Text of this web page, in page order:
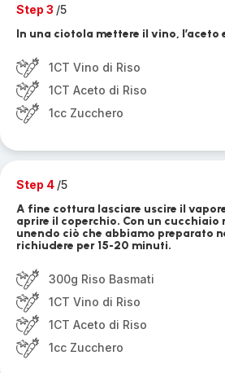
Step 3 /5
In una ciotola mettere il vino, l’aceto
1CT Vino di Riso
1CT Aceto di Riso
1cc Zucchero
Step 4 /5
A fine cottura lasciare uscire il
aprire il coperchio. Con un cucchiaio
unendo ciò che abbiamo preparato
richiudere per 15-20 minuti.
300g Riso Basmati
1CT Vino di Riso
1CT Aceto di Riso
1cc Zucchero